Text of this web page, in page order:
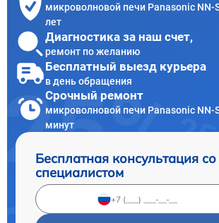
микроволновой печи Panasonic NN-
лет
Диагностика за наш счет,
ремонт по желанию
Бесплатный выезд курьера
в день обращения
Срочный ремонт
микроволновой печи Panasonic NN-
минут
Бесплатная консультация со
специалистом